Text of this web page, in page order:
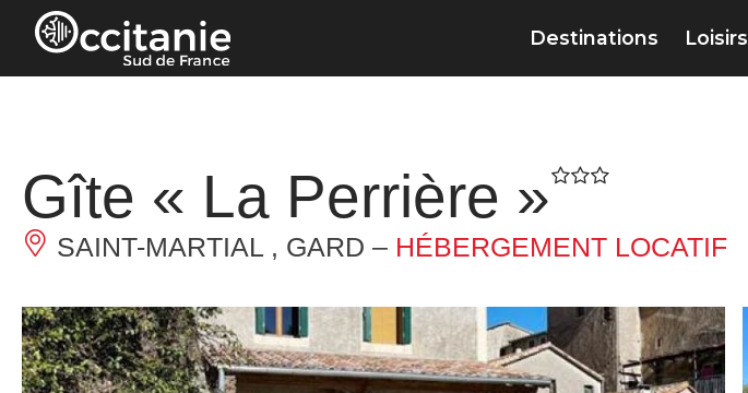
Panneau de gestion des cookies
Destinations Loisirs
Gîte « La Perrière »
SAINT-MARTIAL , GARD – HÉBERGEMENT LOCATIF